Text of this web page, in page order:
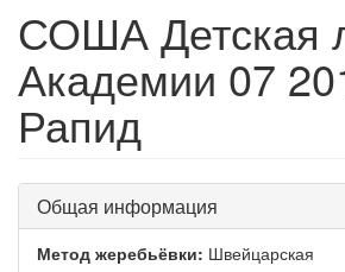
СОША Детская
Академии 07
Рапид
Общая информация
Метод жеребьёвки: Швейцарская